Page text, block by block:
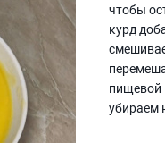
чтобы
курд
пищевой
убираем